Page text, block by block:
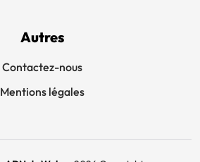
Autres
Contactez-nous
Mentions légales